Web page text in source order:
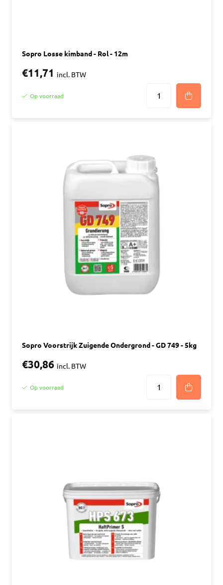
Sopro Losse kimband - Rol - 12m
€11,71 incl. BTW
Op voorraad
Sopro Voorstrijk Zuigende Ondergrond - GD 749 - 5kg
€30,86 incl. BTW
Op voorraad